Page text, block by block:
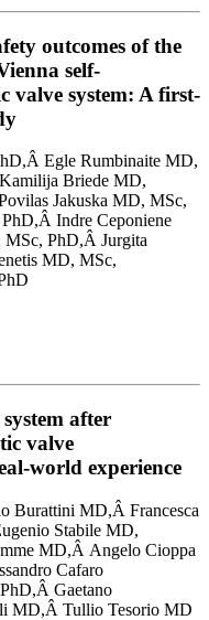
outcomes of the
self-
valve system: A first-
Egle Rumbinaite MD,
Briede MD,
Jakuska MD, MSc,
Indre Ceponiene
PhD,Â Jurgita
MD, MSc,
after
valve
world experience
Burattini MD,Â Francesca
Stabile MD,
MD,Â Angelo Cioppa
Cafaro
Gaetano
MD,Â Tullio Tesorio MD